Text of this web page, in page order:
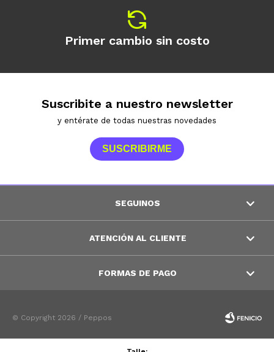
Primer cambio sin costo
Suscribite a nuestro newsletter
y entérate de todas nuestras novedades
SUSCRIBIRME
SEGUINOS
ATENCIÓN AL CLIENTE
FORMAS DE PAGO
© Copyright 2026 / Peppos